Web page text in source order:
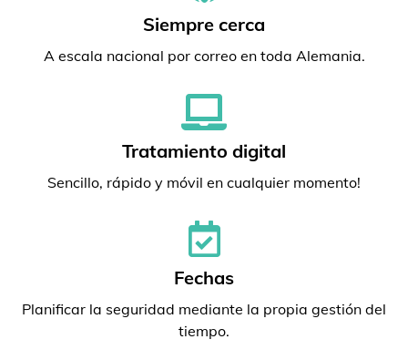
Siempre cerca
A escala nacional por correo en toda Alemania.
Tratamiento digital
Sencillo, rápido y móvil en cualquier momento!
Fechas
Planificar la seguridad mediante la propia gestión del
tiempo.